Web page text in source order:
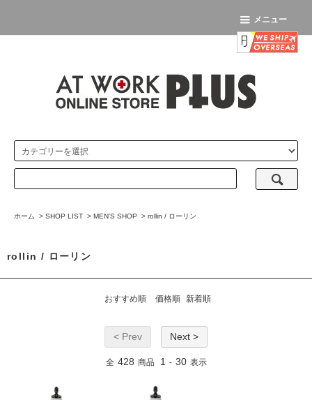
メニュー
ホーム > SHOP LIST > MEN'S SHOP > rollin / ローリン
rollin / ローリン
おすすめ順 価格順 新着順
< Prev Next >
全 428 商品 1 - 30 表示